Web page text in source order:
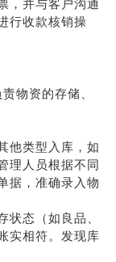
，并与客户沟通
行收款核销操
物资的存储、
他类型入库，如
理人员根据不同
据，准确录入物
状态（如良品、
实相符。发现库